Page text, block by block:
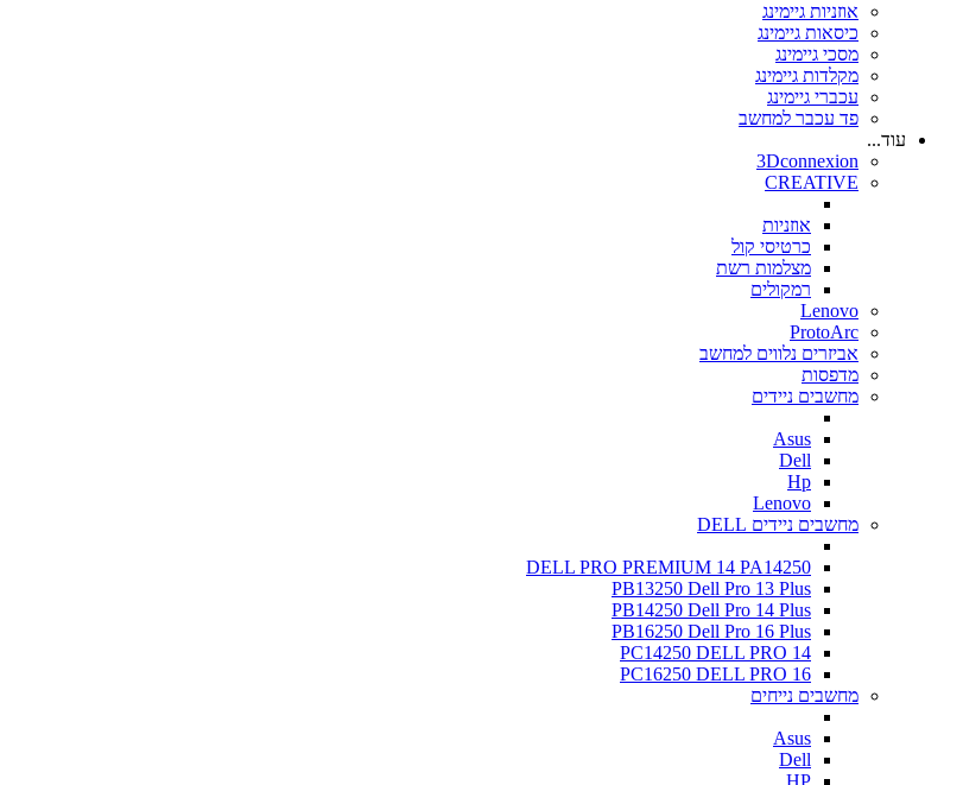
אוזניות גיימינג
כיסאות גיימינג
מסכי גיימינג
מקלדות גיימינג
עכברי גיימינג
פד עכבר למחשב
עוד...
3Dconnexion
CREATIVE
אוזניות
כרטיסי קול
מצלמות רשת
רמקולים
Lenovo
ProtoArc
אביזרים נלווים למחשב
מדפסות
מחשבים ניידים
Asus
Dell
Hp
Lenovo
מחשבים ניידים DELL
DELL PRO PREMIUM 14 PA14250
PB13250 Dell Pro 13 Plus
PB14250 Dell Pro 14 Plus
PB16250 Dell Pro 16 Plus
PC14250 DELL PRO 14
PC16250 DELL PRO 16
מחשבים נייחים
Asus
Dell
HP